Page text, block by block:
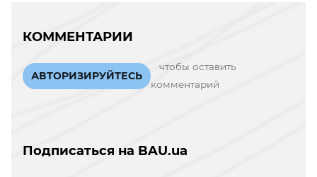
КОММЕНТАРИИ
АВТОРИЗИРУЙТЕСЬ
чтобы оставить
комментарий
Подписаться на BAU.ua